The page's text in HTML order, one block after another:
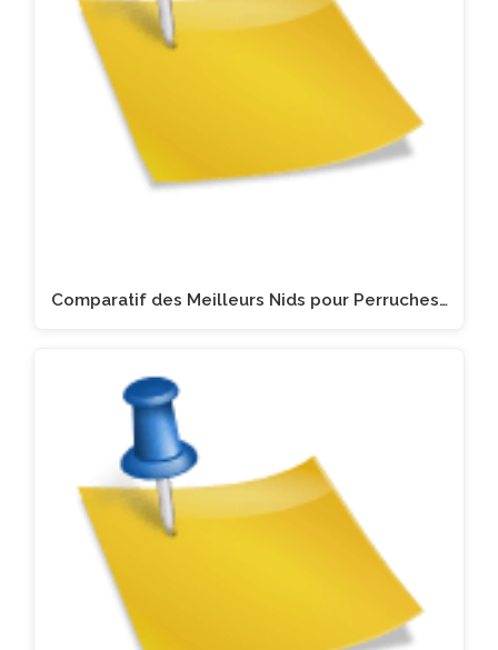
Comparatif des Meilleurs Nids pour Perruches…